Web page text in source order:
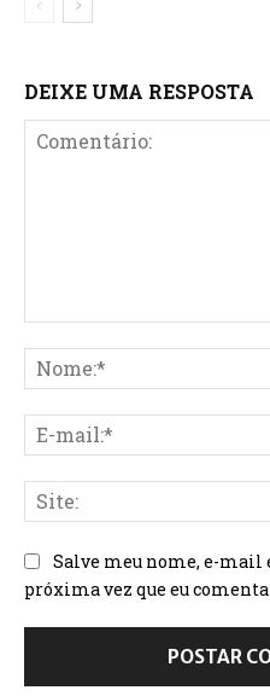
DEIXE UMA RESPOSTA
Salve meu nome, e-mail
próxima vez que eu